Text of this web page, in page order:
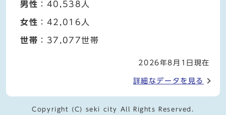
男性 ：40,538人
女性 ：42,016人
世帯 ：37,077世帯
2026年8月1日現在
詳細なデータを見る
Copyright (C) seki city All Rights Reserved.